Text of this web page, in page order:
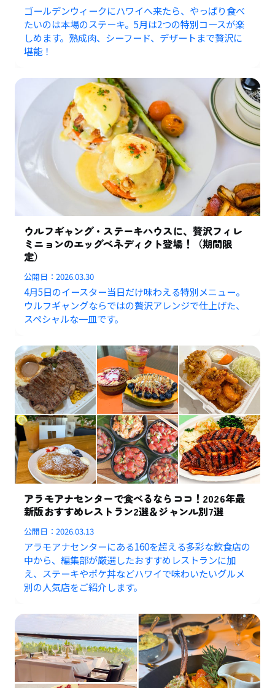
ゴールデンウィークにハワイへ来たら、やっぱり食べ
たいのは本場のステーキ。5月は2つの特別コースが楽
しめます。熟成肉、シーフード、デザートまで贅沢に
堪能！
ウルフギャング・ステーキハウスに、贅沢フィレ
ミニョンのエッグベネディクト登場！（期間限
定）
公開日：2026.03.30
4月5日のイースター当日だけ味わえる特別メニュー。
ウルフギャングならではの贅沢アレンジで仕上げた、
スペシャルな一皿です。
アラモアナセンターで食べるならココ！2026年最
新版おすすめレストラン2選＆ジャンル別7選
公開日：2026.03.13
アラモアナセンターにある160を超える多彩な飲食店の
中から、編集部が厳選したおすすめレストランに加
え、ステーキやポケ丼などハワイで味わいたいグルメ
別の人気店をご紹介します。